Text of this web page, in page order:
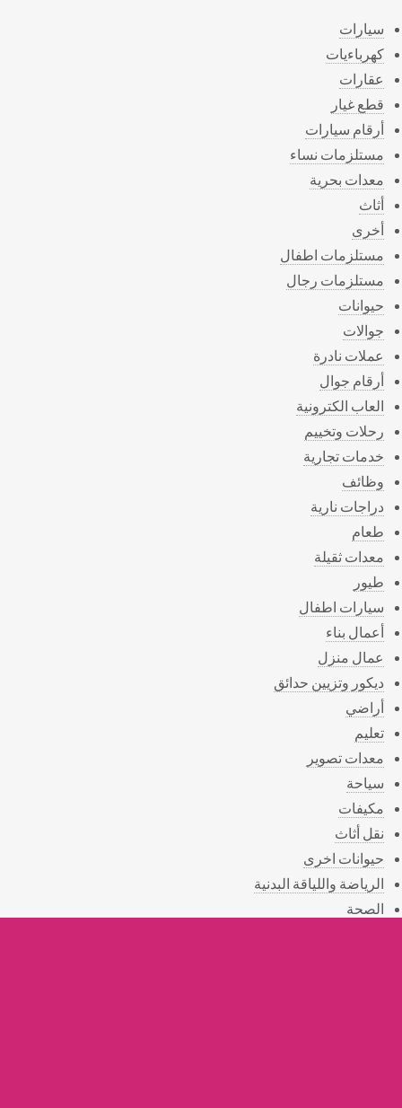
سيارات
كهرباءيات
عقارات
قطع غيار
أرقام سيارات
مستلزمات نساء
معدات بحرية
أثاث
أخرى
مستلزمات اطفال
مستلزمات رجال
حيوانات
جوالات
عملات نادرة
أرقام جوال
العاب الكترونية
رحلات وتخييم
خدمات تجارية
وظائف
دراجات نارية
طعام
معدات ثقيلة
طيور
سيارات اطفال
أعمال بناء
عمال منزل
ديكور وتزيين حدائق
أراضي
تعليم
معدات تصوير
سياحة
مكيفات
نقل أثاث
حيوانات اخرى
الرياضة واللياقة البدنية
الصحة